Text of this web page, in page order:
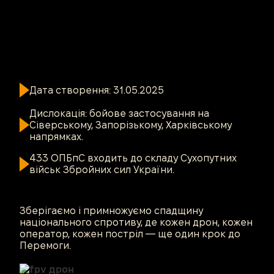
Дата створення: 31.05.2025
Дислокація: бойове застосування на
Сіверському, Запорізькому, Харківському
напрямках.
433 ОПБпС входить до складу Сухопутних
військ Збройних сил України.
Зберігаємо і примножуємо спадщину
національного спротиву, де кожен дрон, кожен
оператор, кожен постріл — ще один крок до
Перемоги.